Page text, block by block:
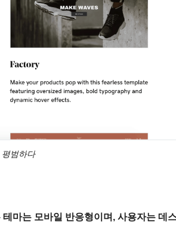
범하다
테마는 모바일 반응형이며, 사용자는 데